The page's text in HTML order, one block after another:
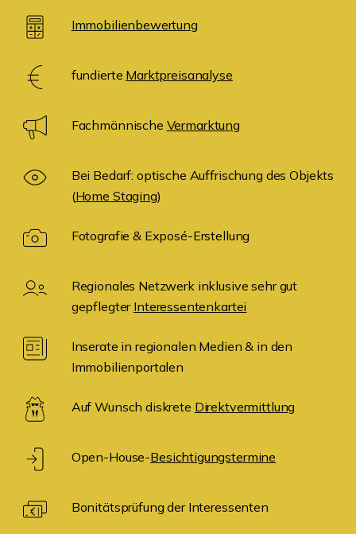
Immobilienbewertung
fundierte Marktpreisanalyse
Fachmännische Vermarktung
Bei Bedarf: optische Auffrischung des Objekts
(Home Staging)
Fotografie & Exposé-Erstellung
Regionales Netzwerk inklusive sehr gut
gepflegter Interessentenkartei
Inserate in regionalen Medien & in den
Immobilienportalen
Auf Wunsch diskrete Direktvermittlung
Open-House-Besichtigungstermine
Bonitätsprüfung der Interessenten